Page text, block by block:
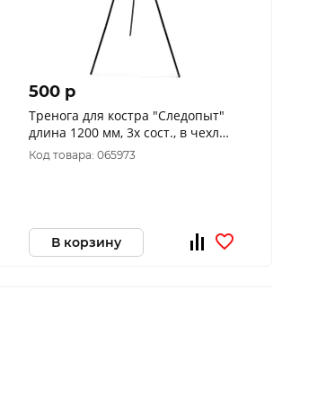
500 p
Тренога для костра "Следопыт"
длина 1200 мм, 3х сост., в чехле
PF-CAM-01
Код товара: 065973
В корзину